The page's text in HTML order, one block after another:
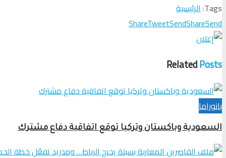
Tags: الرئيسية
ShareTweetSendShareSend
RelatedPosts
بانوراما
السعودية وباكستان وتركيا توقع اتفاقية دفاع مشترك